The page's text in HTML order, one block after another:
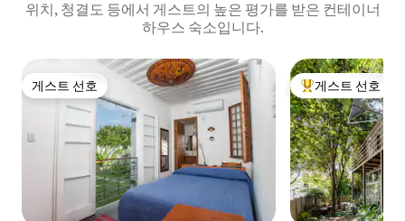
위치, 청결도 등에서 게스트의 높은 평가를 받은 컨테이너
하우스 숙소입니다.
게스트 선호
게스트 선호 상위 게스트 선호
게스트 선호